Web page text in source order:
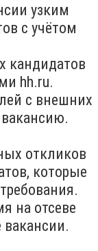
узким
с учётом
кандидатов
hh.ru.
с внешних
откликов
которые
на отсеве
вакансии.